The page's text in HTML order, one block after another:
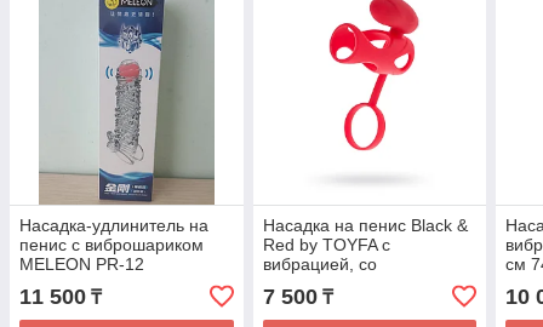
Насадка-удлинитель на
пенис с виброшариком
MELEON PR-12
11 500 ₸
Насадка на пенис Black &
Red by TOYFA с
вибрацией, со
стимуляцией клитора,
силикон, красный, 14,5 см
7 500₸
см
10